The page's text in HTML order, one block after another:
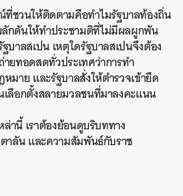
ที่ชวนให้ติดตามคือทำไมรัฐบาลท้องถิ่น
กดันให้ทำประชามติที่ไม่มีผลผูกพัน
บาลสเปน เหตุใดรัฐบาลสเปนจึงต้อง
ยทอดสดทั่วประเทศว่าการทำ
มาย และรัฐบาลสั่งให้ตำรวจเข้ายึด
ลือกตั้งสลายมวลชนที่มาลงคะแนน
ล่านี้ เราต้องย้อนดูบริบททาง
าลัน และความสัมพันธ์กับราช